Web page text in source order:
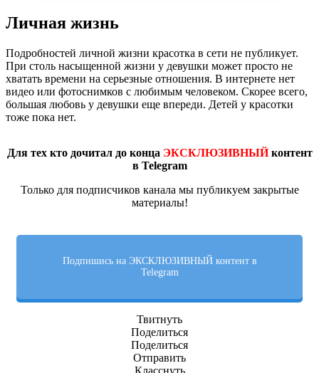
Личная жизнь
Подробностей личной жизни красотка в сети не публикует.
При столь насыщенной жизни у девушки может просто не
хватать времени на серьезные отношения. В интернете нет
видео или фотоснимков с любимым человеком. Скорее всего,
большая любовь у девушки еще впереди. Детей у красотки
тоже пока нет.
Для тех кто дочитал до конца ЭКСКЛЮЗИВНЫЙконтент
в Telegram
Только для подписчиков канала мы публикуем закрытые
материалы!
Подпишись на ЭКСКЛЮЗИВНЫЙ контент в
Telegram
Твитнуть
Поделиться
Поделиться
Отправить